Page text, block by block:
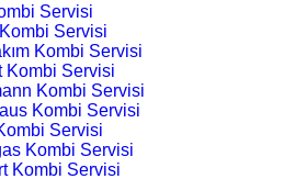
Servisi
Servisi
Kombi Servisi
Kombi Servisi
Kombi Servisi
Kombi Servisi
Servisi
Kombi Servisi
Kombi Servisi